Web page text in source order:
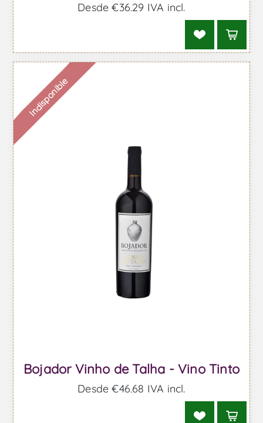
Desde €36,29 IVA incl.
Indisponible
Bojador Vinho de Talha - Vino Tinto
Desde €46,68 IVA incl.